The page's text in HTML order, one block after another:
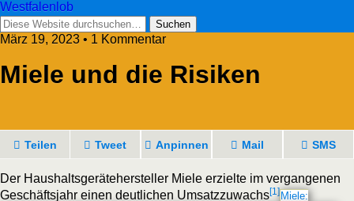
Westfalenlob
März 19, 2023 • 1 Kommentar
Miele und die Risiken
Teilen Tweet Anpinnen Mail SMS
Der Haushaltsgerätehersteller Miele erzielte im vergangenen
Geschäftsjahr einen deutlichen Umsatzzuwachs[1] Miele: